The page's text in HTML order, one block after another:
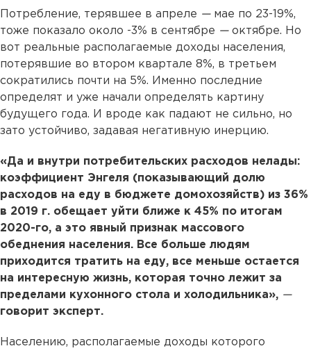
Потребление, терявшее в апреле — мае по 23-19%,
тоже показало около -3% в сентябре — октябре. Но
вот реальные располагаемые доходы населения,
потерявшие во втором квартале 8%, в третьем
сократились почти на 5%. Именно последние
определят и уже начали определять картину
будущего года. И вроде как падают не сильно, но
зато устойчиво, задавая негативную инерцию.
«Да и внутри потребительских расходов нелады:
коэффициент Энгеля (показывающий долю
расходов на еду в бюджете домохозяйств) из 36%
в 2019 г. обещает уйти ближе к 45% по итогам
2020-го, а это явный признак массового
обеднения населения. Все больше людям
приходится тратить на еду, все меньше остается
на интересную жизнь, которая точно лежит за
пределами кухонного стола и холодильника», —
говорит эксперт.
Населению, располагаемые доходы которого